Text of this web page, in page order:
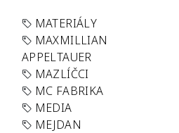
MATERIÁLY
MAXMILLIAN
APPELTAUER
MAZLÍČCI
MC FABRIKA
MEDIA
MEJDAN